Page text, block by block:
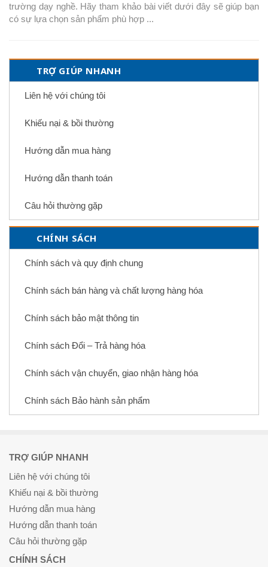
trường dạy nghề. Hãy tham khảo bài viết dưới đây sẽ giúp bạn
có sự lựa chọn sản phẩm phù hợp ...
TRỢ GIÚP NHANH
Liên hệ với chúng tôi
Khiếu nại & bồi thường
Hướng dẫn mua hàng
Hướng dẫn thanh toán
Câu hỏi thường gặp
CHÍNH SÁCH
Chính sách và quy định chung
Chính sách bán hàng và chất lượng hàng hóa
Chính sách bảo mật thông tin
Chính sách Đổi – Trả hàng hóa
Chính sách vận chuyển, giao nhận hàng hóa
Chính sách Bảo hành sản phẩm
TRỢ GIÚP NHANH
Liên hệ với chúng tôi
Khiếu nại & bồi thường
Hướng dẫn mua hàng
Hướng dẫn thanh toán
Câu hỏi thường gặp
CHÍNH SÁCH